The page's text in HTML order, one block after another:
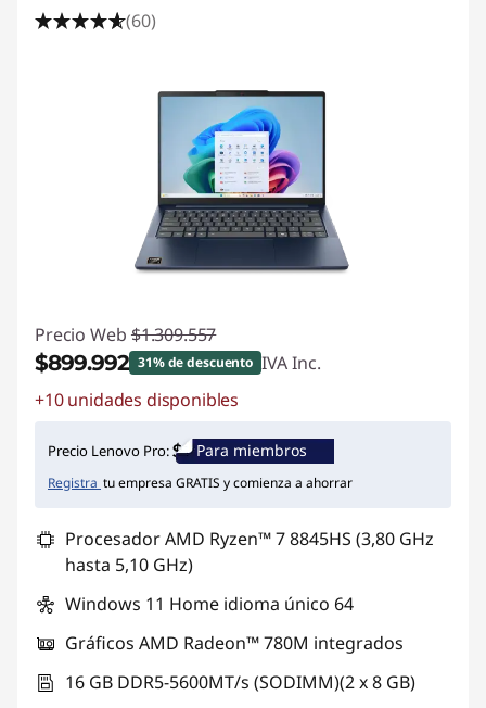
(60)
Precio Web $1.309.557
$899.992 31% de descuento IVA Inc.
Ahorros instantáneos :
+10 unidades disponibles
Precio Lenovo Pro: Para miembros
Registra tu empresa GRATIS y comienza a ahorrar
Procesador AMD Ryzen™ 7 8845HS (3,80 GHz
hasta 5,10 GHz)
Windows 11 Home idioma único 64
Gráficos AMD Radeon™ 780M integrados
16 GB DDR5-5600MT/s (SODIMM)(2 x 8 GB)